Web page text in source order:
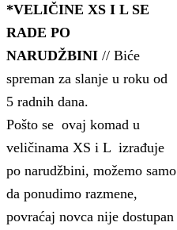
*VELIČINE XS I L SE
RADE PO
NARUDŽBINI // Biće
spreman za slanje u roku od
5 radnih dana.
Pošto se ovaj komad u
veličinama XS i L izrađuje
po narudžbini, možemo samo
da ponudimo razmene,
povraćaj novca nije dostupan